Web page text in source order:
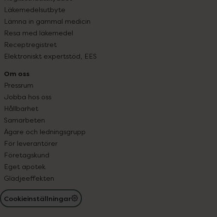
Läkemedelsutbyte
Lämna in gammal medicin
Resa med läkemedel
Receptregistret
Elektroniskt expertstöd, EES
Om oss
Pressrum
Jobba hos oss
Hållbarhet
Samarbeten
Ägare och ledningsgrupp
För leverantörer
Företagskund
Eget apotek
Glädjeeffekten
Cookieinställningar